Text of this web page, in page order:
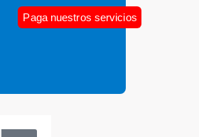
Paga nuestros servicios